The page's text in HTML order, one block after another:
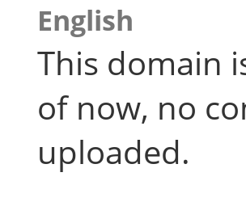
English
This domain
of now, no
uploaded.